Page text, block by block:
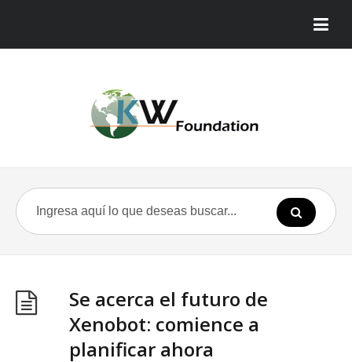
Se acerca el futuro de
Xenobot: comience a
planificar ahora